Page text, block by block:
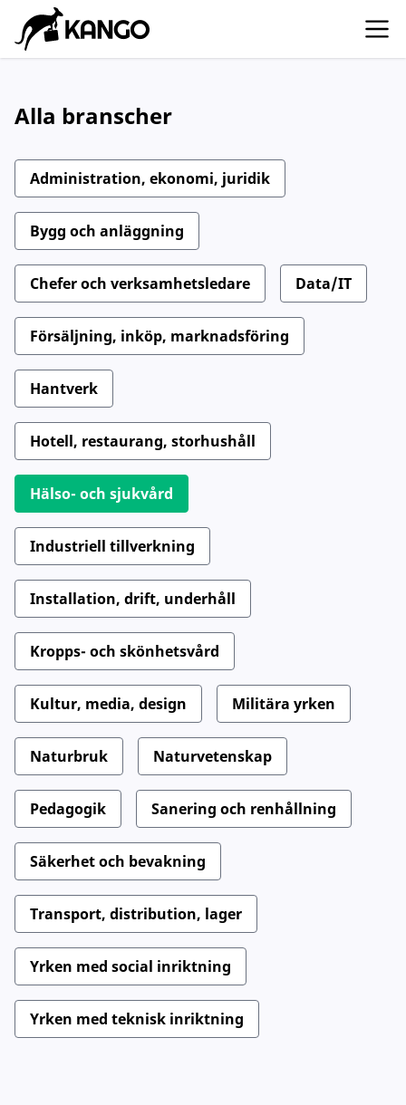
Alla branscher
Administration, ekonomi, juridik
Bygg och anläggning
Chefer och verksamhetsledare Data/IT
Försäljning, inköp, marknadsföring
Hantverk
Hotell, restaurang, storhushåll
Hälso- och sjukvård
Industriell tillverkning
Installation, drift, underhåll
Kropps- och skönhetsvård
Kultur, media, design Militära yrken
Naturbruk Naturvetenskap
Pedagogik Sanering och renhållning
Säkerhet och bevakning
Transport, distribution, lager
Yrken med social inriktning
Yrken med teknisk inriktning